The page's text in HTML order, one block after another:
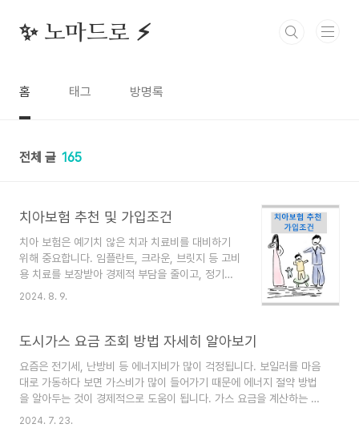
✨ 노마드로 ⚡️
홈 태그 방명록
전체 글 165
치아보험 추천 및 가입조건
치아 보험은 예기치 않은 치과 치료비를 대비하기
위해 중요합니다. 임플란트, 크라운, 브릿지 등 고비
용 치료를 보장받아 경제적 부담을 줄이고, 정기적
인 치과 검진과 예방 치료를 통해 구강 건강을 유지
이 있습니다. 보험료 비교 한번에 바로가기 라이나
을 선택할 수 있습니다. 특히 임플란트, 크라운, 브
릿지 등의 보철치료를 포함한 상품이 있습니다.라이
나 생명 치아보험 현대해상: 다양한 치아보험 상품
을 제공하며, 고객의 필요에 맞춘 맞춤형 보장이 가
2024. 8. 9.
도시가스 요금 조회 방법 자세히 알아보기
요즘은 전기세, 난방비 등 에너지비가 많이 걱정됩니다. 보일러를 마음
대로 가동하다 보면 가스비가 많이 들어가기 때문에 에너지 절약 방법
을 알아두는 것이 경제적으로 도움이 됩니다. 가스 요금을 계산하는 방
법으로는 집마다 있는 자가검침계를 이용하여 직접 계산하거나, 관련
2024. 7. 23.